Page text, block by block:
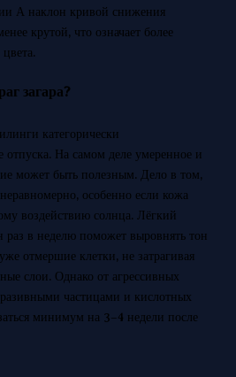
А наклон кривой снижения
крутой, что означает более
загара?
категорически
отпуска. На самом деле умеренное и
может быть полезным. Дело в том,
особенно если кожа
воздействию солнца. Лёгкий
в неделю поможет выровнять тон
отмершие клетки, не затрагивая
слои. Однако от агрессивных
частицами и кислотных
минимум на 3–4 недели после